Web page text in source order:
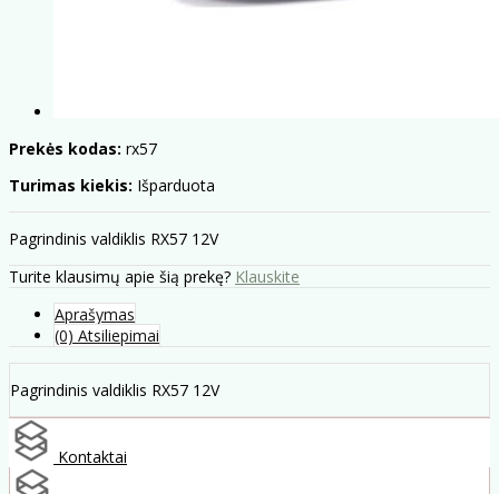
Prekės kodas: rx57
Turimas kiekis: Išparduota
Pagrindinis valdiklis RX57 12V
Turite klausimų apie šią prekę? Klauskite
Aprašymas
(0) Atsiliepimai
Pagrindinis valdiklis RX57 12V
Kontaktai